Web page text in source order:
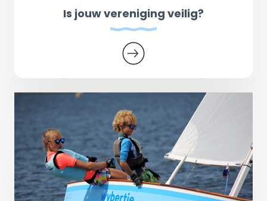
Is jouw vereniging veilig?